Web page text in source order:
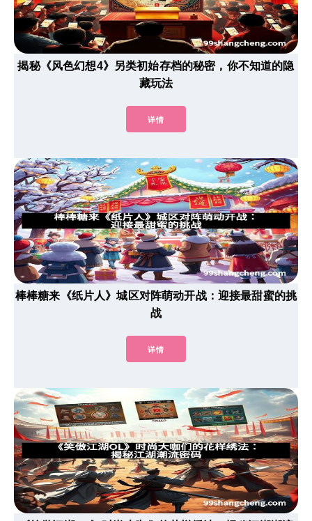
揭秘《风色幻想4》另类初始存档的秘密，你不知道的隐
藏玩法
详情
棒棒糖来《纸片人》城区对阵萌动开战：迎接最甜蜜的挑
战
详情